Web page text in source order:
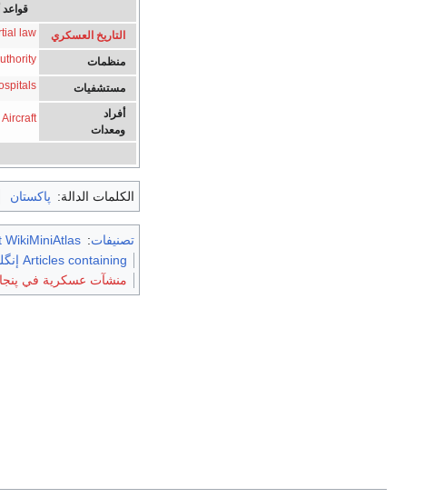
التاريخ العسكري law
منظمات
مستشفيات
أفراد
ومعدات
Aircraft
الكلمات الدالة: پاكستان
تصنيفات:
WikiMiniAtlas
Articles containing إنگليزية-language text
منشآت عسكرية في